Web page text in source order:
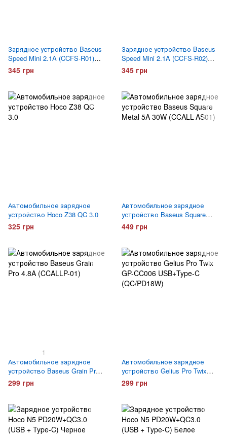
Зарядное устройство Baseus
Speed Mini 2.1A (CCFS-R01)
Черное
345 грн
Зарядное устройство Baseus
Speed Mini 2.1A (CCFS-R02)
Белое
345 грн
Автомобильное зарядное
устройство Hoco Z38 QC 3.0
325 грн
Автомобильное зарядное
устройство Baseus Square
Metal 5A 30W (CCALL-AS01)
449 грн
1
Автомобильное зарядное
устройство Baseus Grain Pro
4.8A (CCALLP-01)
299 грн
Автомобильное зарядное
устройство Gelius Pro Twix
GP-CC006 USB+Type-C
(QC/PD18W)
299 грн